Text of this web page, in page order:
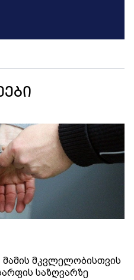
მკვლელობისთვის
საზღვარზე